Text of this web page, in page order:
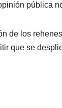
pública
de los
que se